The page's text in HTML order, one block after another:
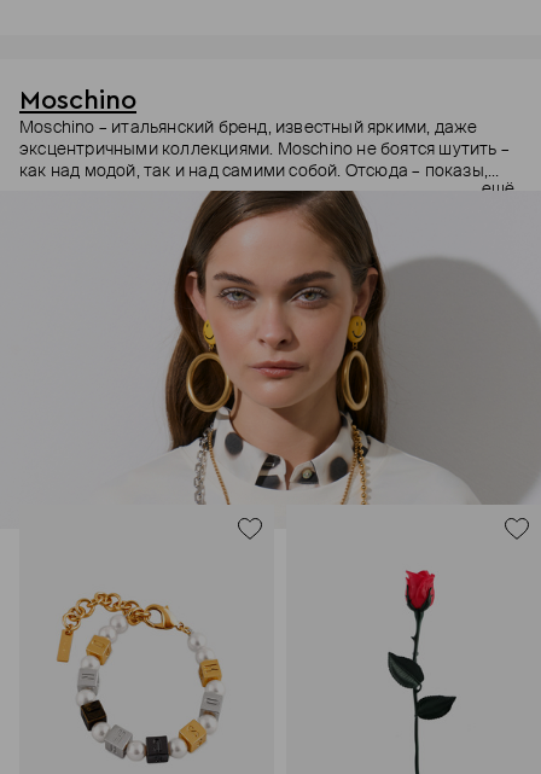
Moschino
Moschino – итальянский бренд, известный яркими, даже
эксцентричными коллекциями. Moschino не боятся шутить –
как над модой, так и над самими собой. Отсюда – показы,
мгновенно становящиеся главными событиями, вирусные
выходы селебрити (помните Кэти Перри в платье-люстре на
бале Института костюма Met Gala в 2019 году?) и
коллаборации с самыми неожиданными кандидатами, от
«Улицы Сезам» до The Sims. Украшения бренда –
гипертрофированно праздничные, практически
нарисованные: с кристаллами размером с ладонь и будто бы
расплавленными сердцами.
ещё